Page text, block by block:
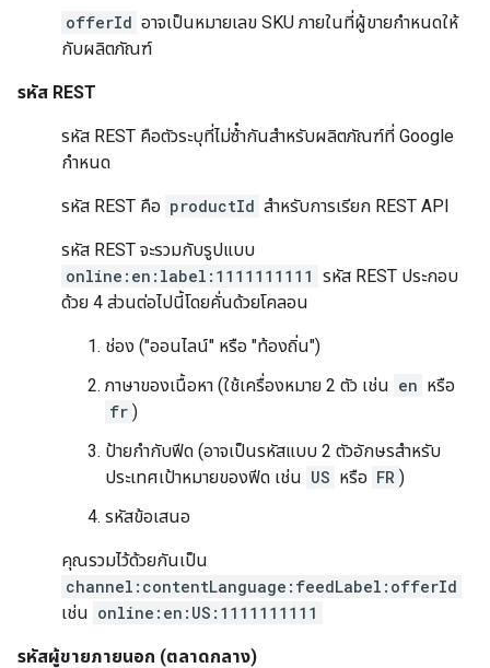
offerId อาจเป็นหมายเลข SKU ภายในที่ผู้ขายกําหนดให้
กับผลิตภัณฑ์
รหัส REST
รหัส REST คือตัวระบุที่ไม่ซ้ํากันสําหรับผลิตภัณฑ์ที่ Google
กําหนด
รหัส REST คือ productId สําหรับการเรียก REST API
รหัส REST จะรวมกับรูปแบบ
online:en:label:1111111111 รหัส REST ประกอบ
ด้วย 4 ส่วนต่อไปนี้โดยคั่นด้วยโคลอน
ช่อง ("ออนไลน์" หรือ "ท้องถิ่น")
ภาษาของเนื้อหา (ใช้เครื่องหมาย 2 ตัว เช่น en หรือ
fr )
ป้ายกํากับฟีด (อาจเป็นรหัสแบบ 2 ตัวอักษรสําหรับ
ประเทศเป้าหมายของฟีด เช่น US หรือ FR )
รหัสข้อเสนอ
คุณรวมไว้ด้วยกันเป็น
channel:contentLanguage:feedLabel:offerId
เช่น online:en:US:1111111111
รหัสผู้ขายภายนอก (ตลาดกลาง)